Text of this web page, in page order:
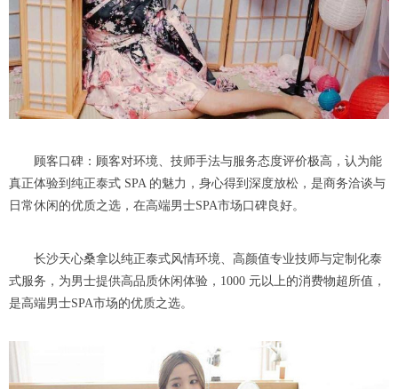
顾客口碑：顾客对环境、技师手法与服务态度评价极高，认为能
真正体验到纯正泰式 SPA 的魅力，身心得到深度放松，是商务洽谈与
日常休闲的优质之选，在高端男士SPA市场口碑良好。
长沙天心桑拿以纯正泰式风情环境、高颜值专业技师与定制化泰
式服务，为男士提供高品质休闲体验，1000 元以上的消费物超所值，
是高端男士SPA市场的优质之选。